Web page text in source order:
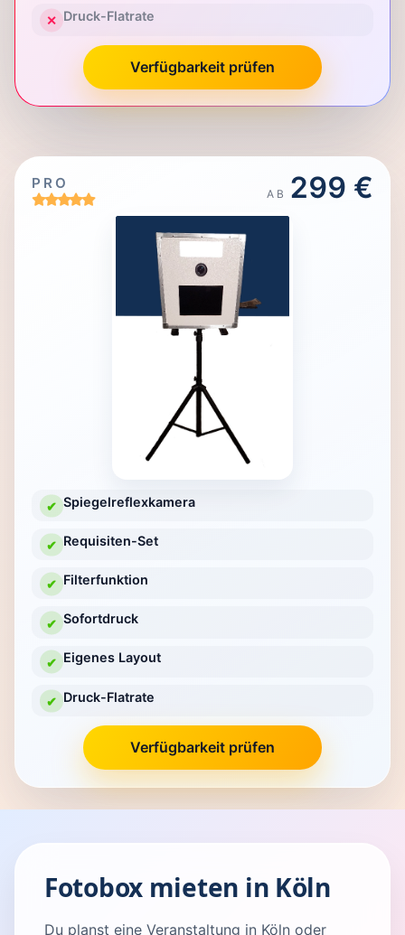
✕ Druck-Flatrate
Verfügbarkeit prüfen
PRO
AB 299 €
✔ Spiegelreflexkamera
✔ Requisiten-Set
✔ Filterfunktion
✔ Sofortdruck
✔ Eigenes Layout
✔ Druck-Flatrate
Verfügbarkeit prüfen
Fotobox mieten in Köln
Du planst eine Veranstaltung in Köln oder